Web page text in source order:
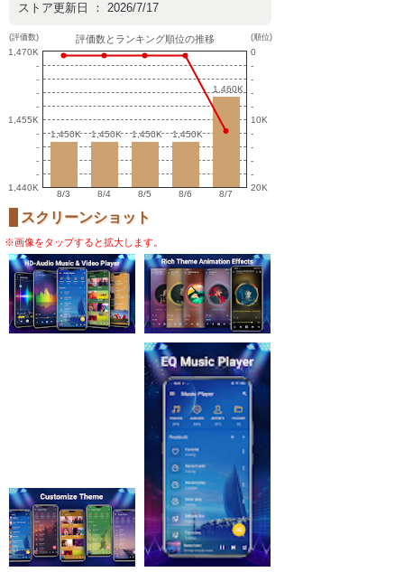
ストア更新日 ： 2026/7/17
(評価数)
1,470K
-
-
-
-
1,455K
-
-
-
-
1,440K
評価数とランキング順位の推移
1,450K
1,450K 1,450K
1,450K 1,450K
1,450K 1,450K
1,450K
1,460K
1,460K
8/3 8/4 8/5 8/6 8/7
(順位)
0
-
-
-
-
10K
-
-
-
-
20K
スクリーンショット
※画像をタップすると拡大します。